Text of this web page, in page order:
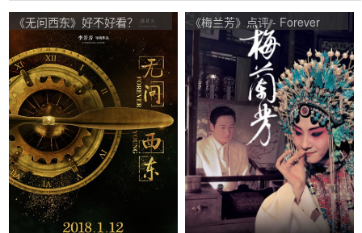
《无问西东》好不好看？
Forever Young观众点评及剧
本
《梅兰芳》点评 - Forever
Enthralled网友评价